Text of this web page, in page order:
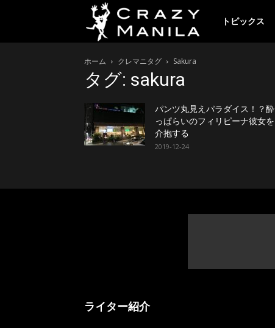
イ
ー
トピックス
ホーム クレマニタグ Sakura
タグ: sakura
パンツ丸見えパラダイス！？酔
っぱらいのフィリピーナ彼女を
介抱する
2019-12-24
ライター紹介